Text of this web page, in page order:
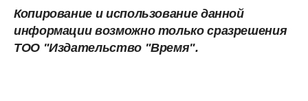
Копирование и использование данной
информации возможно только сразрешения
ТОО "Издательство "Время".